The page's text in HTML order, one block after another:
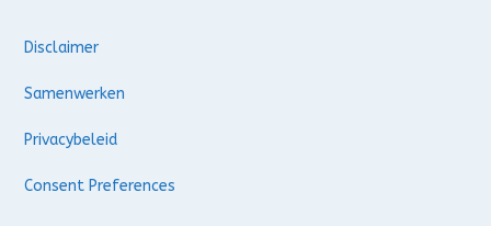
Disclaimer
Samenwerken
Privacybeleid
Consent Preferences